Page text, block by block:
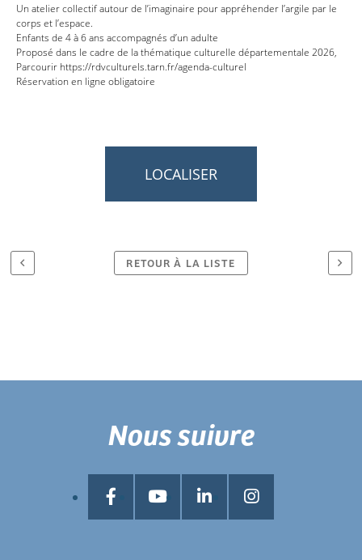
Un atelier collectif autour de l’imaginaire pour appréhender l’argile par le
corps et l’espace.
Enfants de 4 à 6 ans accompagnés d’un adulte
Proposé dans le cadre de la thématique culturelle départementale 2026,
Parcourir https://rdvculturels.tarn.fr/agenda-culturel
Réservation en ligne obligatoire
LOCALISER
RETOUR À LA LISTE
Nous suivre